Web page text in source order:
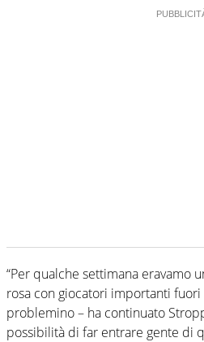
“Per qualche settimana eravamo
rosa con giocatori importanti
problemino – ha continuato
possibilità di far entrare gente di